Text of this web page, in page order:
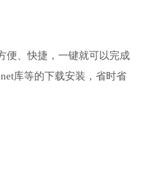
便、快捷，一键就可以完成
库等的下载安装，省时省